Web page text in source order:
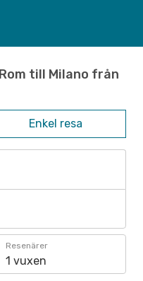
till Milano från
Enkel resa
Resenärer
1 vuxen